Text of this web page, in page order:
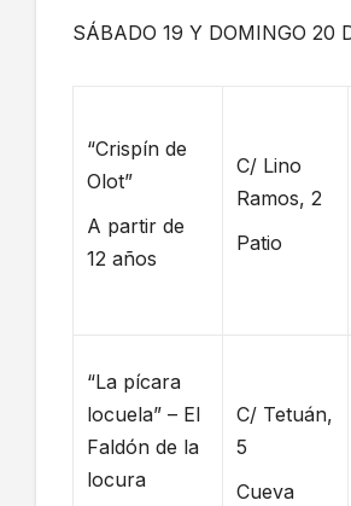
SÁBADO 19 Y DOMINGO 20
“Crispín de
Olot”
A partir de
12 años
C/ Lino
Ramos, 2
Patio
“La pícara
locuela” – El
Faldón de la
locura
C/ Tetuán,
5
Cueva